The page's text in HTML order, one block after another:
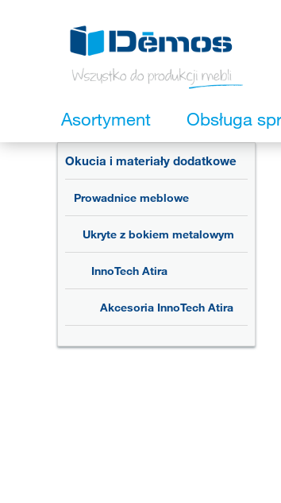
Asortyment Obsługa
Okucia i materiały dodatkowe
Prowadnice meblowe
Ukryte z bokiem metalowym
InnoTech Atira
Akcesoria InnoTech Atira